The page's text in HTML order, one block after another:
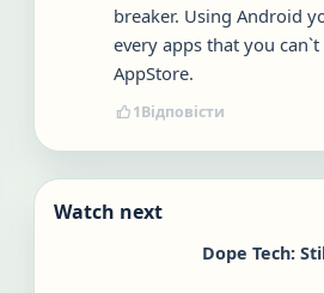
breaker. Using Android
every apps that you
AppStore.
1Відповісти
Watch next
Dope Tech: